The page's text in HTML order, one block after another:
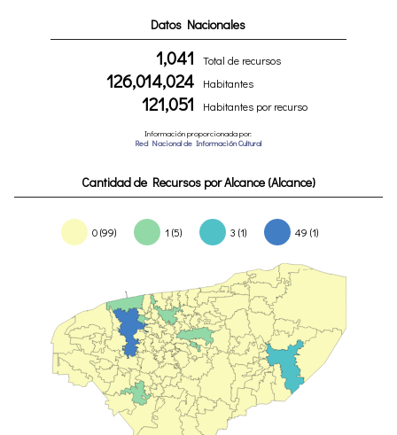
Datos Nacionales
1,041 Total de recursos
126,014,024 Habitantes
121,051 Habitantes por recurso
Información proporcionada por:
Red Nacional de Información Cultural
Cantidad de Recursos por Alcance (Alcance)
0 (99) 1 (5) 3 (1) 49 (1)